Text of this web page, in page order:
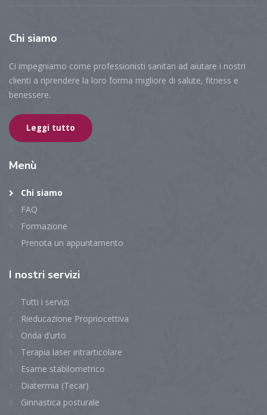
Chi siamo
Ci impegniamo come professionisti sanitari ad aiutare i nostri
clienti a riprendere la loro forma migliore di salute, fitness e
benessere.
Leggi tutto
Menù
Chi siamo
FAQ
Formazione
Prenota un appuntamento
I nostri servizi
Tutti i servizi
Rieducazione Propriocettiva
Onda d’urto
Terapia laser intrarticolare
Esame stabilometrico
Diatermia (Tecar)
Ginnastica posturale